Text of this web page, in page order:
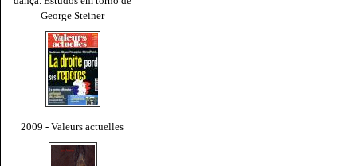
George Steiner
2009 - Valeurs actuelles